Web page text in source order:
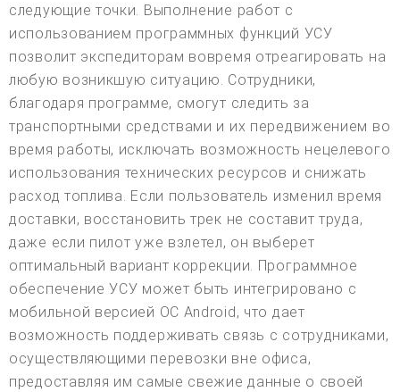
следующие точки. Выполнение работ с
использованием программных функций УСУ
позволит экспедиторам вовремя отреагировать на
любую возникшую ситуацию. Сотрудники,
благодаря программе, смогут следить за
транспортными средствами и их передвижением во
время работы, исключать возможность нецелевого
использования технических ресурсов и снижать
расход топлива. Если пользователь изменил время
доставки, восстановить трек не составит труда,
даже если пилот уже взлетел, он выберет
оптимальный вариант коррекции. Программное
обеспечение УСУ может быть интегрировано с
мобильной версией ОС Android, что дает
возможность поддерживать связь с сотрудниками,
осуществляющими перевозки вне офиса,
предоставляя им самые свежие данные о своей